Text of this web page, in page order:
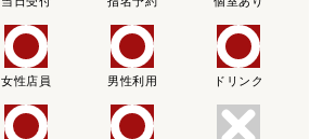
女性店員 男性利用 ドリンク